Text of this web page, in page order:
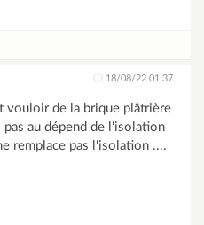
18/08/22 01:37
vouloir de la brique plâtrière
au dépend de l'isolation
remplace pas l'isolation ....